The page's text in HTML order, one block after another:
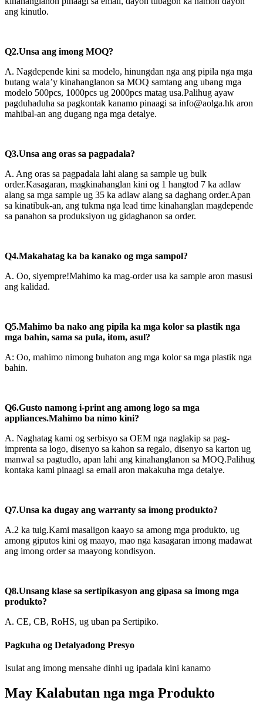
ang kinutlo.
Q2.Unsa ang imong MOQ?
A. Nagdepende kini sa modelo, hinungdan nga ang pipila nga mga
butang wala’y kinahanglanon sa MOQ samtang ang ubang mga
modelo 500pcs, 1000pcs ug 2000pcs matag usa.Palihug ayaw
pagduhaduha sa pagkontak kanamo pinaagi sa info@aolga.hk aron
mahibal-an ang dugang nga mga detalye.
Q3.Unsa ang oras sa pagpadala?
A. Ang oras sa pagpadala lahi alang sa sample ug bulk
order.Kasagaran, magkinahanglan kini og 1 hangtod 7 ka adlaw
alang sa mga sample ug 35 ka adlaw alang sa daghang order.Apan
sa kinatibuk-an, ang tukma nga lead time kinahanglan magdepende
sa panahon sa produksiyon ug gidaghanon sa order.
Q4.Makahatag ka ba kanako og mga sampol?
A. Oo, siyempre!Mahimo ka mag-order usa ka sample aron masusi
ang kalidad.
Q5.Mahimo ba nako ang pipila ka mga kolor sa plastik nga
mga bahin, sama sa pula, itom, asul?
A: Oo, mahimo nimong buhaton ang mga kolor sa mga plastik nga
bahin.
Q6.Gusto namong i-print ang among logo sa mga
appliances.Mahimo ba nimo kini?
A. Naghatag kami og serbisyo sa OEM nga naglakip sa pag-
imprenta sa logo, disenyo sa kahon sa regalo, disenyo sa karton ug
manwal sa pagtudlo, apan lahi ang kinahanglanon sa MOQ.Palihug
kontaka kami pinaagi sa email aron makakuha mga detalye.
Q7.Unsa ka dugay ang warranty sa imong produkto?
A.2 ka tuig.Kami masaligon kaayo sa among mga produkto, ug
among giputos kini og maayo, mao nga kasagaran imong madawat
ang imong order sa maayong kondisyon.
Q8.Unsang klase sa sertipikasyon ang gipasa sa imong mga
produkto?
A. CE, CB, RoHS, ug uban pa Sertipiko.
Pagkuha og Detalyadong Presyo
Isulat ang imong mensahe dinhi ug ipadala kini kanamo
May Kalabutan nga mga Produkto